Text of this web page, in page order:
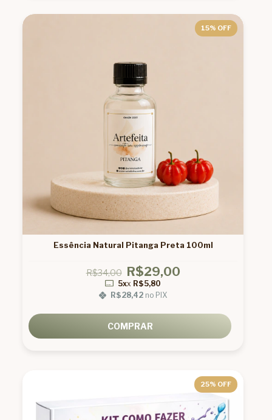
15% OFF
Essência Natural Pitanga Preta 100ml
R$34,00 R$29,00
5xx R$5,80
R$28,42 no PIX
COMPRAR
25% OFF